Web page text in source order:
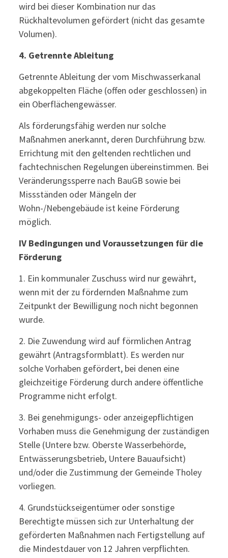
wird bei dieser Kombination nur das
Rückhaltevolumen gefördert (nicht das gesamte
Volumen).
4. Getrennte Ableitung
Getrennte Ableitung der vom Mischwasserkanal
abgekoppelten Fläche (offen oder geschlossen) in
ein Oberflächengewässer.
Als förderungsfähig werden nur solche
Maßnahmen anerkannt, deren Durchführung bzw.
Errichtung mit den geltenden rechtlichen und
fachtechnischen Regelungen übereinstimmen. Bei
Veränderungssperre nach BauGB sowie bei
Missständen oder Mängeln der
Wohn-/Nebengebäude ist keine Förderung
möglich.
IV Bedingungen und Voraussetzungen für die
Förderung
1. Ein kommunaler Zuschuss wird nur gewährt,
wenn mit der zu fördernden Maßnahme zum
Zeitpunkt der Bewilligung noch nicht begonnen
wurde.
2. Die Zuwendung wird auf förmlichen Antrag
gewährt (Antragsformblatt). Es werden nur
solche Vorhaben gefördert, bei denen eine
gleichzeitige Förderung durch andere öffentliche
Programme nicht erfolgt.
3. Bei genehmigungs- oder anzeigepflichtigen
Vorhaben muss die Genehmigung der zuständigen
Stelle (Untere bzw. Oberste Wasserbehörde,
Entwässerungsbetrieb, Untere Bauaufsicht)
und/oder die Zustimmung der Gemeinde Tholey
vorliegen.
4. Grundstückseigentümer oder sonstige
Berechtigte müssen sich zur Unterhaltung der
geförderten Maßnahmen nach Fertigstellung auf
die Mindestdauer von 12 Jahren verpflichten.